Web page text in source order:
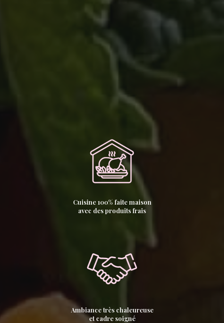
Cuisine 100% faite maison
avec des produits frais
Ambiance très chaleureuse
et cadre soigné